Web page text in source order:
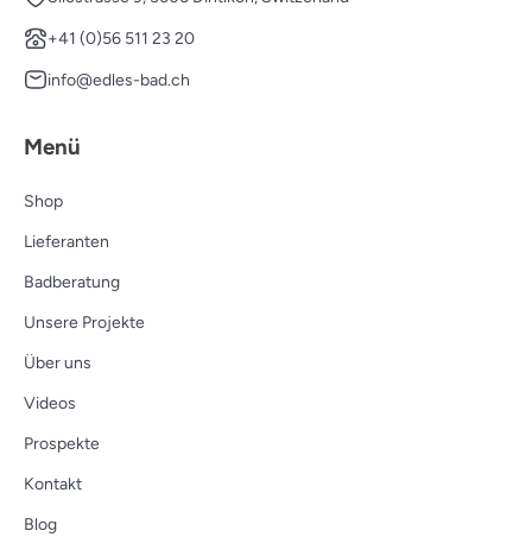
+41 (0)56 511 23 20
info@edles-bad.ch
Menü
Shop
Lieferanten
Badberatung
Unsere Projekte
Über uns
Videos
Prospekte
Kontakt
Blog